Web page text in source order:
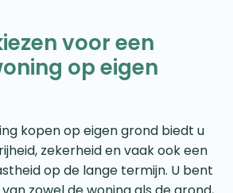
voor een
op eigen
kopen op eigen grond biedt u
zekerheid en vaak ook een
op de lange termijn. U bent